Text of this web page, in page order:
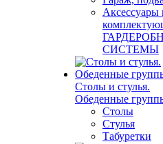
Аксессуары
СИСТЕМЫ
Столы и стулья.
Обеденные
Столы
Стулья
Табуретки